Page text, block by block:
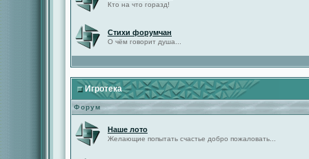
Кто на что горазд!
Стихи форумчан
О чём говорит душа...
Игротека
Форум
Наше лото
Желающие попытать счастье добро пожаловать...